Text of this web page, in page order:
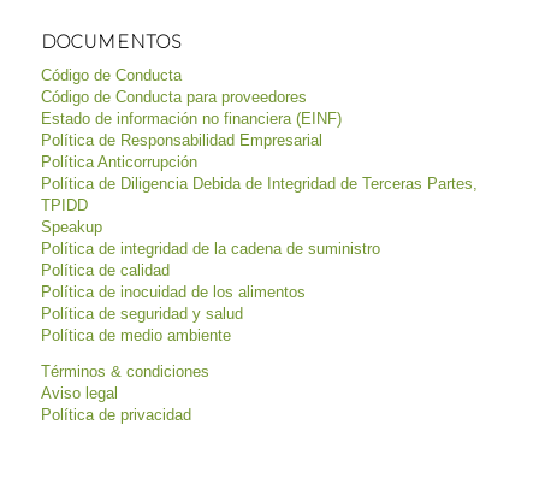
DOCUMENTOS
Código de Conducta
Código de Conducta para proveedores
Estado de información no financiera (EINF)
Política de Responsabilidad Empresarial
Política Anticorrupción
Política de Diligencia Debida de Integridad de Terceras Partes,
TPIDD
Speakup
Política de integridad de la cadena de suministro
Política de calidad
Política de inocuidad de los alimentos
Política de seguridad y salud
Política de medio ambiente
Términos & condiciones
Aviso legal
Política de privacidad